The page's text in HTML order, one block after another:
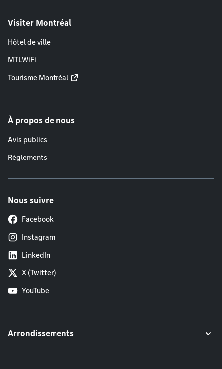
Visiter Montréal
Hôtel de ville
MTLWiFi
Tourisme Montréal
À propos de nous
Avis publics
Règlements
Nous suivre
Facebook
Instagram
LinkedIn
X (Twitter)
YouTube
Arrondissements